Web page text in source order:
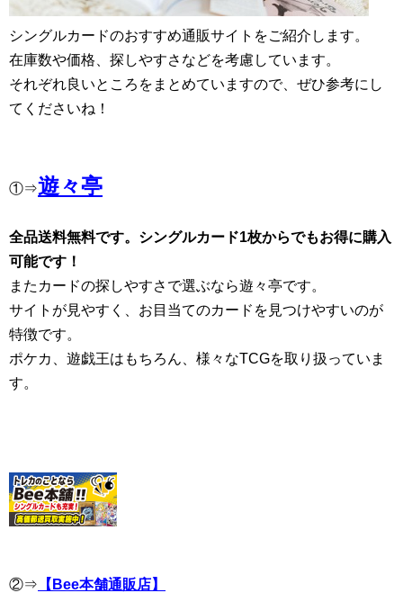
シングルカードのおすすめ通販サイトをご紹介します。
在庫数や価格、探しやすさなどを考慮しています。
それぞれ良いところをまとめていますので、ぜひ参考にし
てくださいね！
①⇒遊々亭
全品送料無料です。シングルカード1枚からでもお得に購入
可能です！
またカードの探しやすさで選ぶなら遊々亭です。
サイトが見やすく、お目当てのカードを見つけやすいのが
特徴です。
ポケカ、遊戯王はもちろん、様々なTCGを取り扱っていま
す。
②⇒ 【Bee本舗通販店】